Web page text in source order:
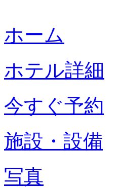
ホーム
ホテル詳細
今すぐ予約
施設・設備
写真